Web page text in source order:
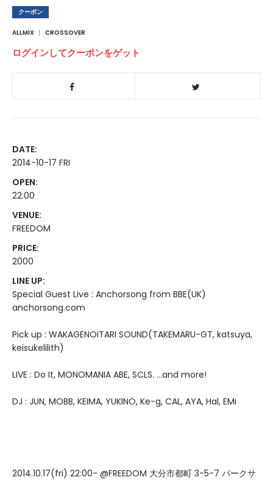
クーポン
ALLMIX CROSSOVER
ログインしてクーポンをゲット
DATE:
2014-10-17 FRI
OPEN:
22:00
VENUE:
FREEDOM
PRICE:
2000
LINE UP:
Special Guest Live : Anchorsong from BBE(UK)
anchorsong.com
Pick up : WAKAGENOITARI SOUND(TAKEMARU-GT, katsuya,
keisukelilith)
LIVE : Do It, MONOMANIA ABE, SCLS. ...and more!
DJ : JUN, MOBB, KEIMA, YUKINO, Ke-g, CAL, AYA, Hal, EMi
2014.10.17(fri) 22:00- @FREEDOM 大分市都町 3-5-7 パークサ